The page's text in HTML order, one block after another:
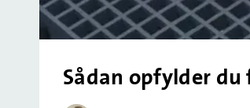
Sådan opfylder